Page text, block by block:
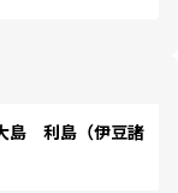
利島（伊豆諸